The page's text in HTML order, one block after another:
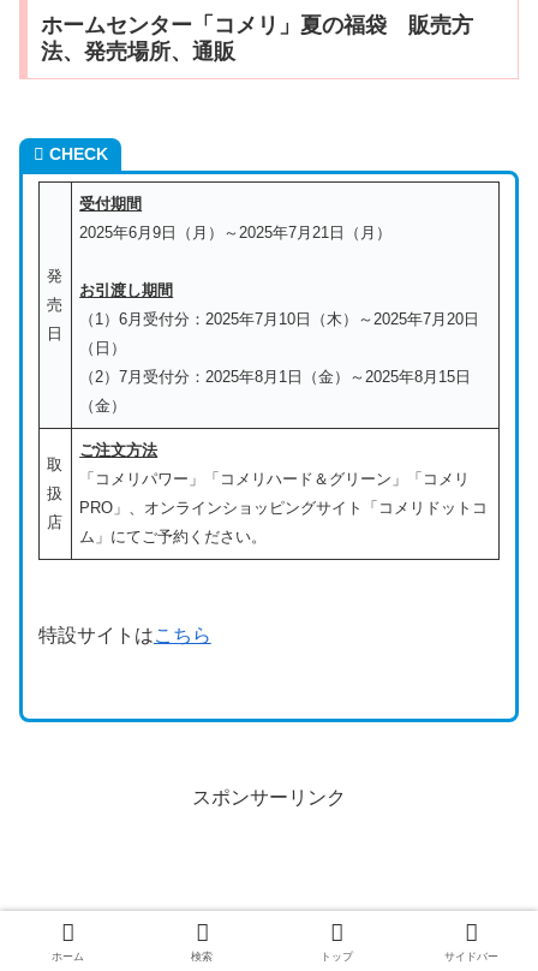
ホームセンター「コメリ」夏の福袋 販売方
法、発売場所、通販
CHECK
発
売
日
受付期間
2025年6月9日（月）～2025年7月21日（月）
お引渡し期間
（1）6月受付分：2025年7月10日（木）～2025年7月20日
（日）
（2）7月受付分：2025年8月1日（金）～2025年8月15日
（金）
取
扱
店
ご注文方法
「コメリパワー」「コメリハード＆グリーン」「コメリ
PRO」、オンラインショッピングサイト「コメリドットコ
ム」にてご予約ください。
特設サイトはこちら
スポンサーリンク
ホーム 検索 トップ サイドバー